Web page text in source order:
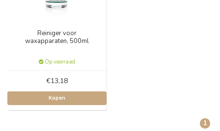
Reiniger voor
waxapparaten, 500ml
Op voorraad
€13,18
Kopen
1